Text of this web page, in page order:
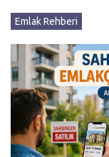
Emlak Rehberi